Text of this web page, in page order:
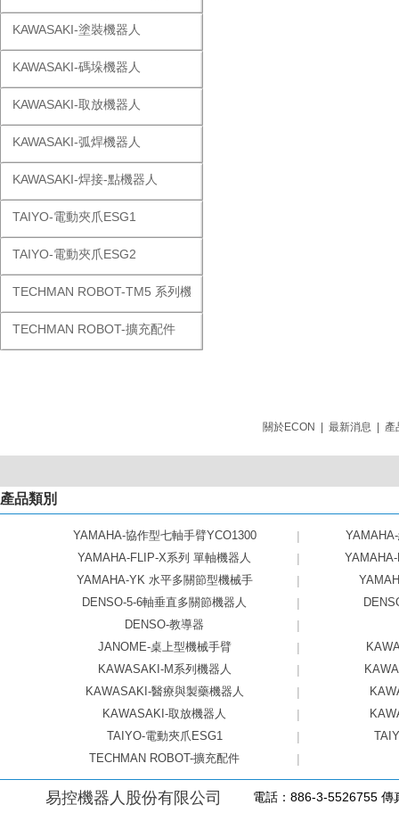
KAWASAKI-塗裝機器人
KAWASAKI-碼垛機器人
KAWASAKI-取放機器人
KAWASAKI-弧焊機器人
KAWASAKI-焊接-點機器人
TAIYO-電動夾爪ESG1
TAIYO-電動夾爪ESG2
TECHMAN ROBOT-TM5 系列機器人
TECHMAN ROBOT-擴充配件
關於ECON 最新消息 產
產品類別
YAMAHA-協作型七軸手臂YCO1300 |
YAMAHA-FLIP-X系列 單軸機器人
|
YAMAHA-YK 水平多關節型機械手
|
DENSO-5-6軸垂直多關節機器人
|
DENSO-教導器
|
JANOME-桌上型機械手臂
|
KAWASAKI-M系列機器人
|
KAWASAKI-醫療與製藥機器人
|
KAWASAKI-取放機器人
|
TAIYO-電動夾爪ESG1
|
TECHMAN ROBOT-擴充配件
|
易控機器人股份有限公司 電話：886-3-5526755